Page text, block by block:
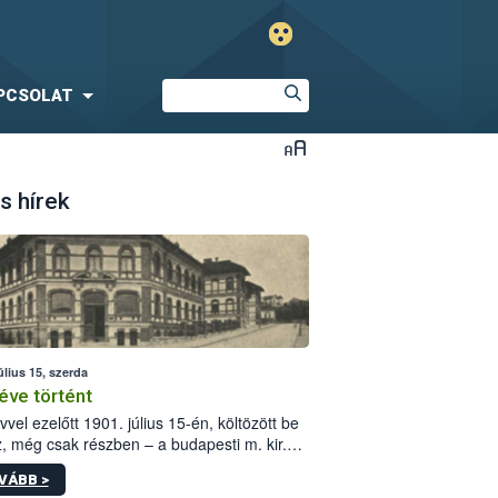
hírek
15, szerda
történt
ezelőtt 1901. július 15-én, költözött be
még csak részben – a budapesti m. kir.
állomás a Kis Rókus utca
alatti, Czigler Győző által tervezett új
>